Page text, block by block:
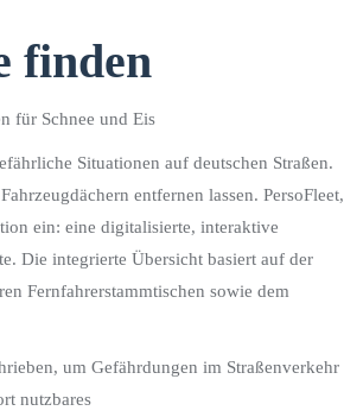
finden
für Schnee und Eis
Situationen auf deutschen Straßen.
entfernen lassen. PersoFleet,
ein: eine digitalisierte, interaktive
Die integrierte Übersicht basiert auf der
Fernfahrerstammtischen sowie dem
um Gefährdungen im Straßenverkehr
nutzbares